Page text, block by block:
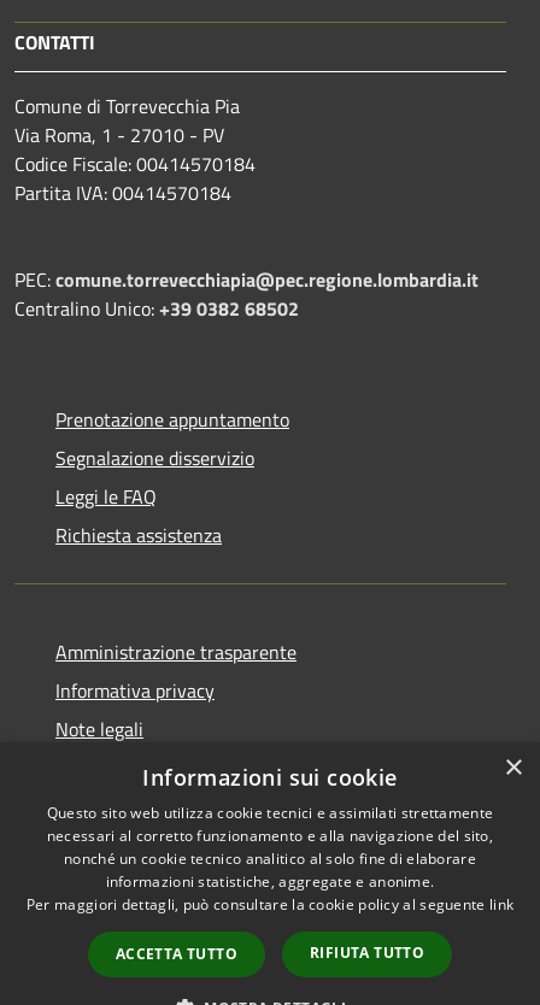
CONTATTI
Comune di Torrevecchia Pia
Via Roma, 1 - 27010 - PV
Codice Fiscale: 00414570184
Partita IVA: 00414570184
PEC:comune.torrevecchiapia@pec.regione.lombardia.it
Centralino Unico:+39 0382 68502
Prenotazione appuntamento
Segnalazione disservizio
Leggi le FAQ
Richiesta assistenza
Amministrazione trasparente
Informativa privacy
Note legali
Dichiarazione di accessibilità
Accessibilità
Copyright © 2026 • Comune di
Torrevecchia Pia • Powered by
Municipium•
Accesso
redazione
×
Informazioni sui cookie
Questo sito web utilizza cookie tecnici e assimilati strettamente
necessari al corretto funzionamento e alla navigazione del sito,
nonché un cookie tecnico analitico al solo fine di elaborare
informazioni statistiche, aggregate e anonime.
Per maggiori dettagli, può consultare la cookie policy al seguente link
ACCETTA TUTTO RIFIUTA TUTTO